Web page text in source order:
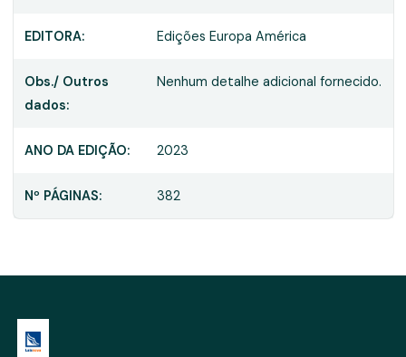
EDITORA: Edições Europa América
Obs./ Outros
dados:
Nenhum detalhe adicional fornecido.
ANO DA EDIÇÃO: 2023
Nº PÁGINAS: 382